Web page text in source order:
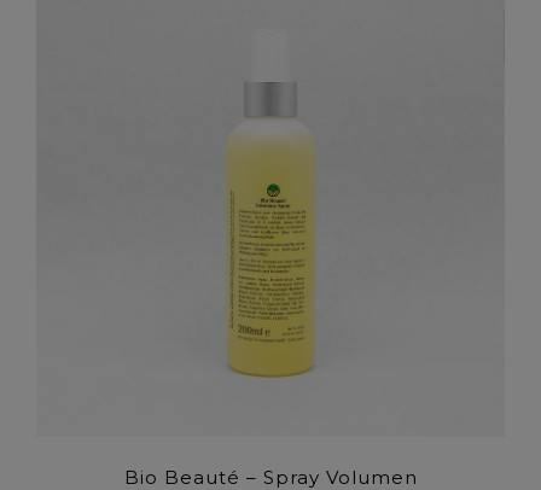
Bio Beauté – Spray Volumen